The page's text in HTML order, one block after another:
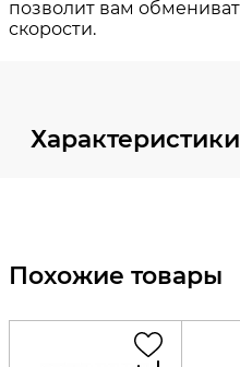
Характеристики
Похожие товары